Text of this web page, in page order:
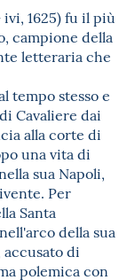
1625) fu il più
campione della
letteraria che
tempo stesso e
Cavaliere dai
alla corte di
una vita di
sua Napoli,
Per
Santa
della sua
di
polemica con